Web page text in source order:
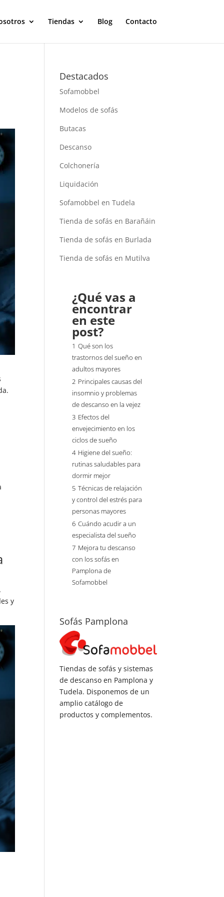
Tiendas Blog Contacto
y
Destacados
Sofamobbel
Modelos de sofás
Butacas
Descanso
Colchonería
Liquidación
Sofamobbel en Tudela
Tienda de sofás en Barañáin
Tienda de sofás en Burlada
Tienda de sofás en Mutilva
¿Qué vas a
encontrar
en este
post?
1 Qué son los
trastornos del sueño en
adultos mayores
2 Principales causas del
insomnio y problemas
de descanso en la vejez
3 Efectos del
envejecimiento en los
ciclos de sueño
4 Higiene del sueño:
rutinas saludables para
dormir mejor
5 Técnicas de relajación
y control del estrés para
personas mayores
6 Cuándo acudir a un
especialista del sueño
7 Mejora tu descanso
con los sofás en
Pamplona de
Sofamobbel
Sofás Pamplona
Tiendas de sofás y sistemas
de descanso en Pamplona y
Tudela. Disponemos de un
amplio catálogo de
productos y complementos.